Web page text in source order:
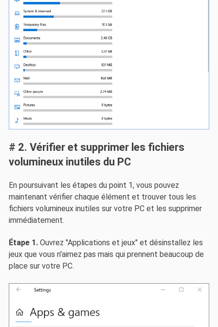
# 2. Vérifier et supprimer les fichiers
volumineux inutiles du PC
En poursuivant les étapes du point 1, vous pouvez
maintenant vérifier chaque élément et trouver tous les
fichiers volumineux inutiles sur votre PC et les supprimer
immédiatement.
Étape 1. Ouvrez "Applications et jeux" et désinstallez les
jeux que vous n'aimez pas mais qui prennent beaucoup de
place sur votre PC.